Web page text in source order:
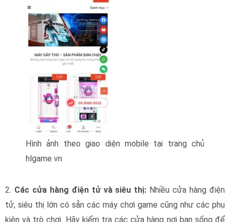
Hình ảnh theo giao diện mobile tại trang chủ
hlgame vn
2. Các cửa hàng điện tử và siêu thị: Nhiều cửa hàng điện
tử, siêu thị lớn có sẵn các máy chơi game cũng như các phụ
kiện và trò chơi. Hãy kiểm tra các cửa hàng nơi bạn sống để